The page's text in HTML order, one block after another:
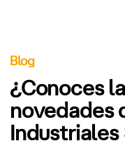
Blog
¿Conoces
novedades